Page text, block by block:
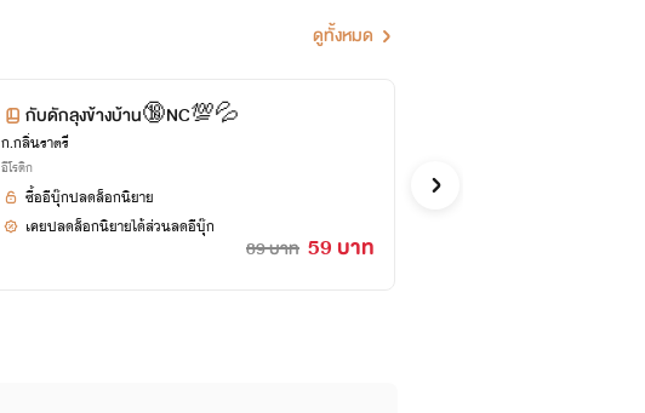
ดูทั้งหมด
กับดักลุงข้างบ้าน🔞NC💯💦
ก.กลิ่นราตรี
อีโรติก
89 บาท 59 บาท
ซื้ออีบุ๊กปลดล็อกนิยาย
เคยปลดล็อกนิยายได้ส่วนลดอีบุ๊ก